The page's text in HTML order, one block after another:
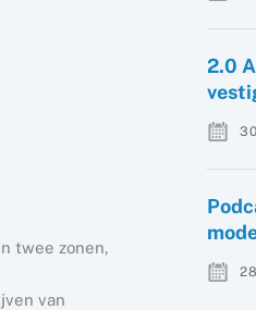
twee zonen,
van
2.0